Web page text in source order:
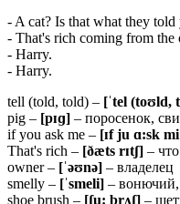
- A cat? Is that what they
- That's rich coming from the
- Harry.
- Harry.
tell (told, told) – [ˈtel (toʊld,
pig – [pɪɡ] – поросенок,
if you ask me – [ɪf ju ɑ:sk
That's rich – [ðæts rɪtʃ] –
owner – [ˈəʊnə] – владелец
smelly – [ˈsmeli] –
shoe brush – [ʃu: brʌʃ] –